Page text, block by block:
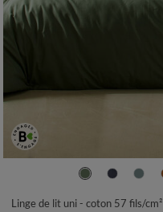
Linge de lit uni - coton 57 fils/cm²